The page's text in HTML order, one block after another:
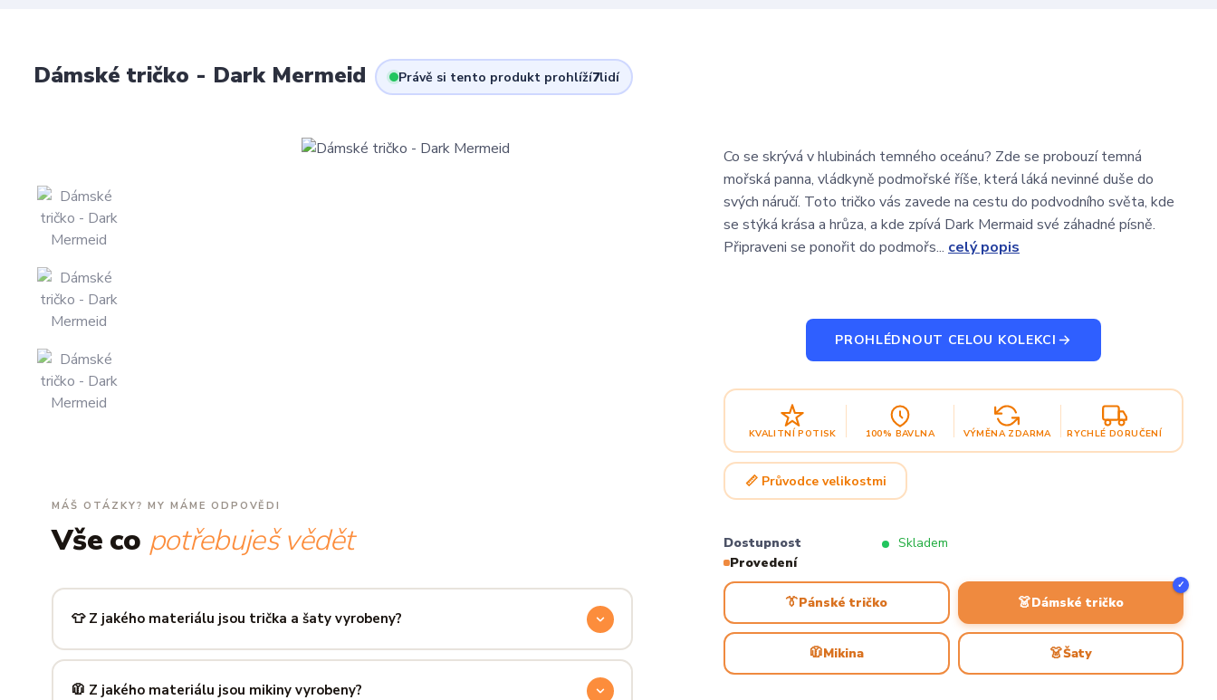
Dámské tričko - Dark Mermeid Právě si tento produkt prohlíží7lidí
MÁŠ OTÁZKY? MY MÁME ODPOVĚDI
Vše co potřebuješ vědět
👕 Z jakého materiálu jsou trička a šaty vyrobeny?
Používáme prémiovou 100% bavlnu — měkkou na dotek, prodyšnou a odolnou. Produkt si
zachová tvar i barvu i po desítkách praní. Kvalita, kterou pocítíš hned při prvním oblečení.
🧥 Z jakého materiálu jsou mikiny vyrobeny?
Co se skrývá v hlubinách temného oceánu? Zde se probouzí temná
mořská panna, vládkyně podmořské říše, která láká nevinné duše do
svých náručí. Toto tričko vás zavede na cestu do podvodního světa, kde
se stýká krása a hrůza, a kde zpívá Dark Mermaid své záhadné písně.
Připraveni se ponořit do podmořs... celý popis
PROHLÉDNOUT CELOU KOLEKCI
KVALITNÍ POTISK 100% BAVLNA VÝMĚNA ZDARMA RYCHLÉ DORUČENÍ
📏 Průvodce velikostmi
Dostupnost
Skladem
Provedení
👔Pánské tričko 👗Dámské tričko
✓
🧥Mikina 👗Šaty